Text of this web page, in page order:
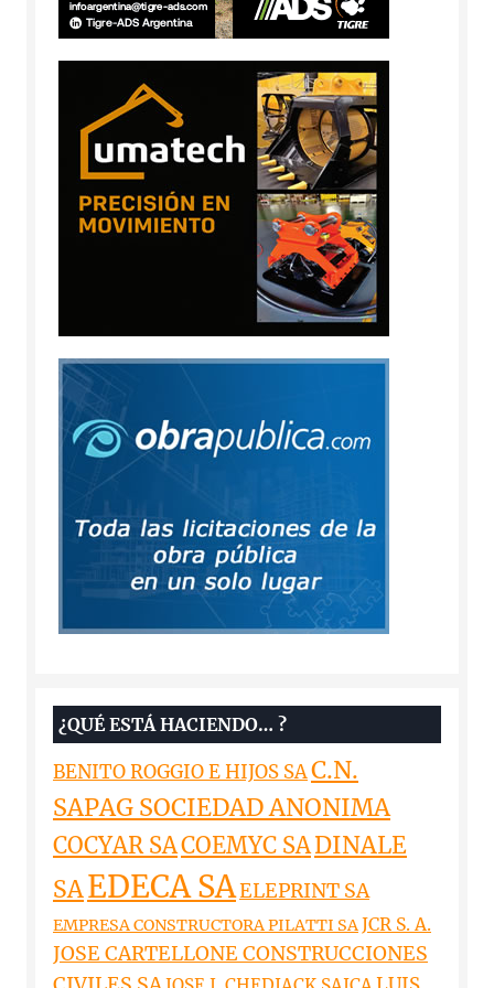
¿QUÉ ESTÁ HACIENDO… ?
BENITO ROGGIO E HIJOS SAC.N.
SAPAG SOCIEDAD ANONIMA
COCYAR SACOEMYC SADINALE
SAEDECA SAELEPRINT SA
EMPRESA CONSTRUCTORA PILATTI SAJCR S. A.
JOSE CARTELLONE CONSTRUCCIONES